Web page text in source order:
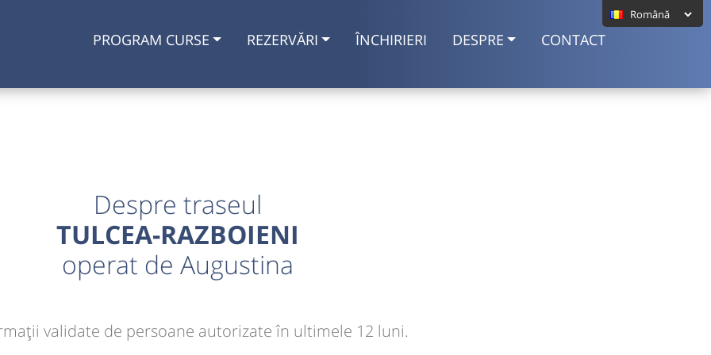
PROGRAM CURSE REZERVĂRI ÎNCHIRIERI DESPRE CONTACT
Despre traseul
TULCEA-RAZBOIENI
operat de Augustina
validate de persoane autorizate în ultimele 12 luni.